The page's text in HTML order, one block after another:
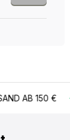
15:00 UHR =